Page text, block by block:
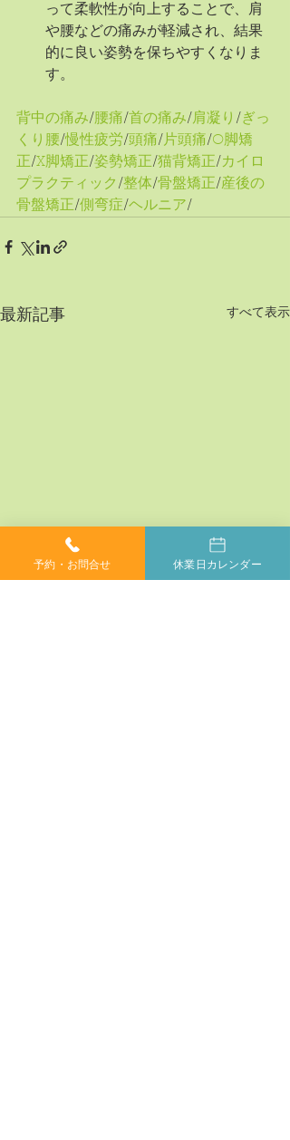
って柔軟性が向上することで、肩
や腰などの痛みが軽減され、結果
的に良い姿勢を保ちやすくなりま
す。
背中の痛み/腰痛/首の痛み/肩凝り /ぎっ
くり腰/慢性疲労/頭痛/片頭痛/O脚矯
正/X脚矯正/姿勢矯正/猫背矯正/カイロ
プラクティック /整体/骨盤矯正/産後の
骨盤矯正/側弯症/ヘルニア/
最新記事 すべて表示
予約・お問合せ 休業日カレンダー